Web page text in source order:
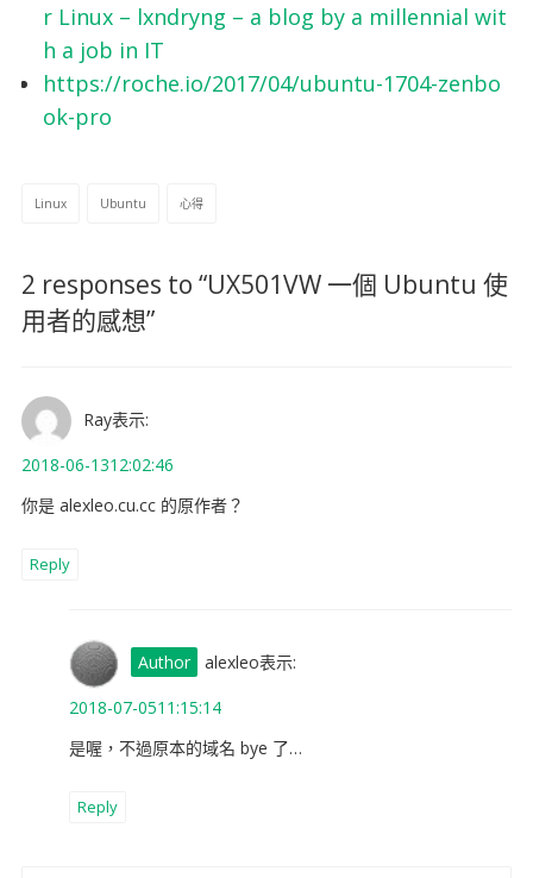
r Linux – lxndryng – a blog by a millennial wit
h a job in IT
https://roche.io/2017/04/ubuntu-1704-zenbo
ok-pro
Linux Ubuntu 心得
2 responses to “UX501VW 一個 Ubuntu 使
用者的感想”
Ray表示:
2018-06-1312:02:46
你是 alexleo.cu.cc 的原作者？
Reply
alexleo表示:
2018-07-0511:15:14
是喔，不過原本的域名 bye 了…
Reply